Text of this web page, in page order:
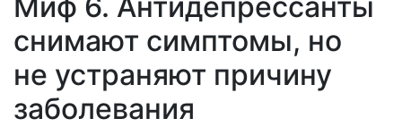
снимают симптомы, но
не устраняют причину
заболевания